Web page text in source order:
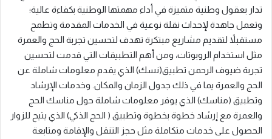
تدار بعقول وطنية متميزة في أداء مهمتها الوطنية بكفاءة عالية؛
وتعمل جاهدة لإحداث نقلة نوعية في الخدمات المقدمة وتطمح
مستقبلاً لتقديم مشاريع مبتكرة تهدف لتحسين تجربة الحج والعمرة
مثل استخدام الروبوتات، ومن أهم التطبيقات التي قدمت لتحسين
تجربة ضيوف الرحمن تطبيق(نسك) الذي يقدم معلومات شاملة عن
الحج والعمرة يما في ذلك جدول الزمان والمكان. وخدمات الإرشاد
وتطبيق (مناسك) الذي يوفر معلومات شاملة حول مناسك الحج
والعمرة مع إرشاد خطوة بخطوة وتطبيق ( الحج الذكي) الذي يتيح للزوار
الحصول على خدمات متكاملة مثل حجز التنقل والإقامة ومتابعة